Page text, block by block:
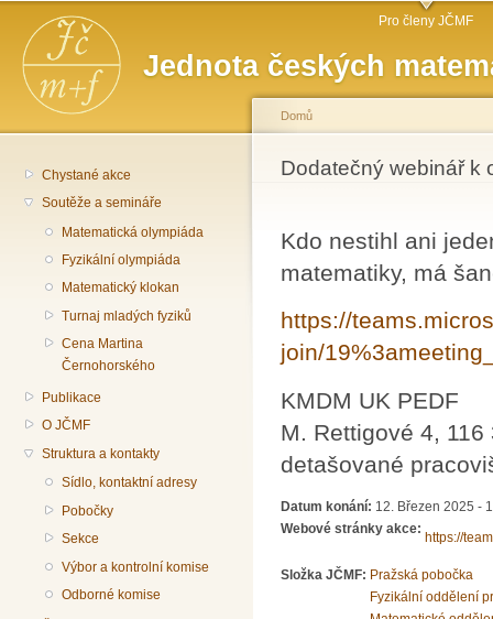
Jednota českých
Hlavní menu Pro členy JČMF
Chystané akce
Soutěže a semináře
Matematická olympiáda
Fyzikální olympiáda
Matematický klokan
Turnaj mladých fyziků
Cena Martina
Černohorského
Publikace
O JČMF
Struktura a kontakty
Sídlo, kontaktní adresy
Pobočky
Sekce
Výbor a kontrolní komise
Odborné komise
Jste zde
Domů
Dodatečný webinář k
Kdo nestihl ani
matematiky, má
https://
join/
KMDM UK PEDF
M. Rettigové 4, 116
detašované
Datum konání: 12. Březen 2025 -
Webové stránky akce:
https://
Složka JČMF: Pražská pobočka
Fyzikální oddělení